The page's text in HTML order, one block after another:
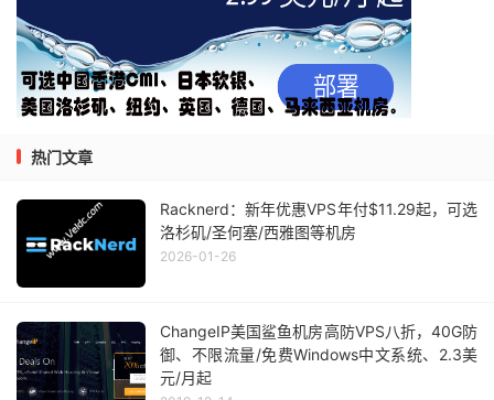
热门文章
Racknerd：新年优惠VPS年付$11.29起，可选
洛杉矶/圣何塞/西雅图等机房
2026-01-26
ChangeIP美国鲨鱼机房高防VPS八折，40G防
御、不限流量/免费Windows中文系统、2.3美
元/月起